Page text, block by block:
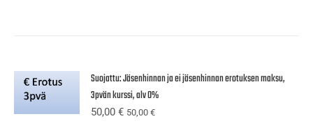
Suojattu: Jäsenhinnan ja ei jäsenhinnan erotuksen maksu,
3pvän kurssi, alv 0%
50,00€ 50,00€